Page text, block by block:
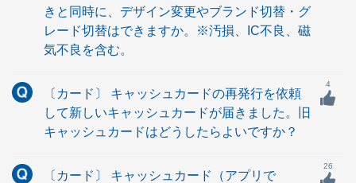
きと同時に、デザイン変更やブランド切替・グ
レード切替はできますか。※汚損、IC不良、磁
気不良を含む。
〔カード〕 キャッシュカードの再発行を依頼
して新しいキャッシュカードが届きました。旧
キャッシュカードはどうしたらよいですか？
4
〔カード〕 キャッシュカード（アプリで
26